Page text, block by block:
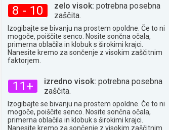
8 - 10 zelo visok: potrebna posebna
zaščita.
Izogibajte se bivanju na prostem opoldne. Če to ni
mogoče, poiščite senco. Nosite sončna očala,
primerna oblačila in klobuk s širokimi krajci.
Nanesite kremo za sončenje z visokim zaščitnim
faktorjem.
11+ izredno visok: potrebna posebna
zaščita.
Izogibajte se bivanju na prostem opoldne. Če to ni
mogoče, poiščite senco. Nosite sončna očala,
primerna oblačila in klobuk s širokimi krajci.
Nanesite kremo za sončenje z visokim zaščitnim